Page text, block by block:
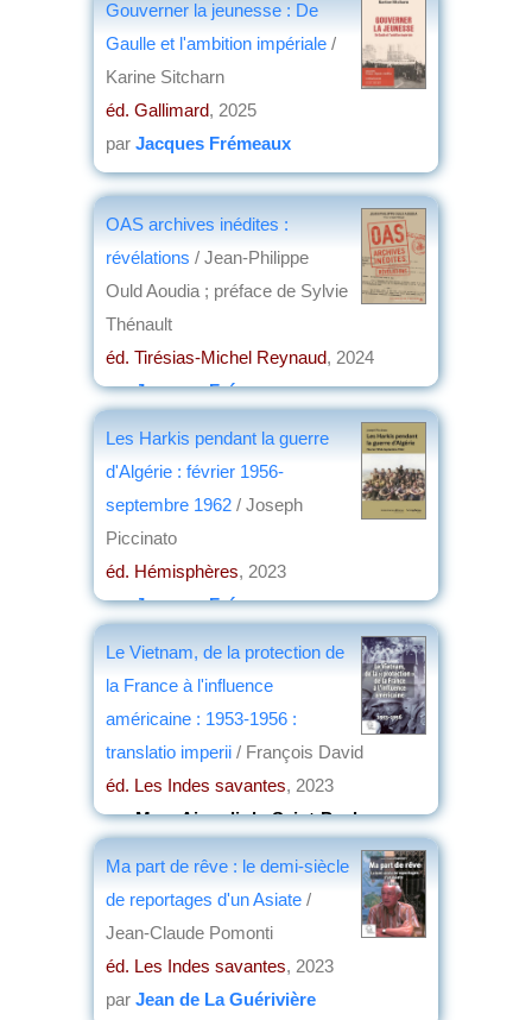
Gouverner la jeunesse : De
Gaulle et l'ambition impériale /
Karine Sitcharn
éd. Gallimard, 2025
par Jacques Frémeaux
OAS archives inédites :
révélations / Jean-Philippe
Ould Aoudia ; préface de Sylvie
Thénault
éd. Tirésias-Michel Reynaud, 2024
parJacques Frémeaux
Les Harkis pendant la guerre
d'Algérie : février 1956-
septembre 1962 / Joseph
Piccinato
éd. Hémisphères, 2023
parJacques Frémeaux
Le Vietnam, de la protection de
la France à l'influence
américaine : 1953-1956 :
translatio imperii / François David
éd. Les Indes savantes, 2023
parMarc Aicardi-de-Saint-Paul
Ma part de rêve : le demi-siècle
de reportages d'un Asiate /
Jean-Claude Pomonti
éd. Les Indes savantes, 2023
par Jean de La Guérivière